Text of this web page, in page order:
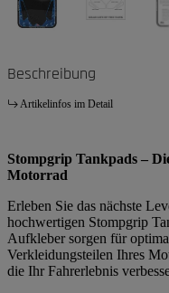
Beschreibung
Artikelinfos im Detail
Stompgrip Tankpads –
Motorrad
Erleben Sie das nächste
hochwertigen Stompgrip
Aufkleber sorgen für
Verkleidungsteilen Ihres
die Ihr Fahrerlebnis